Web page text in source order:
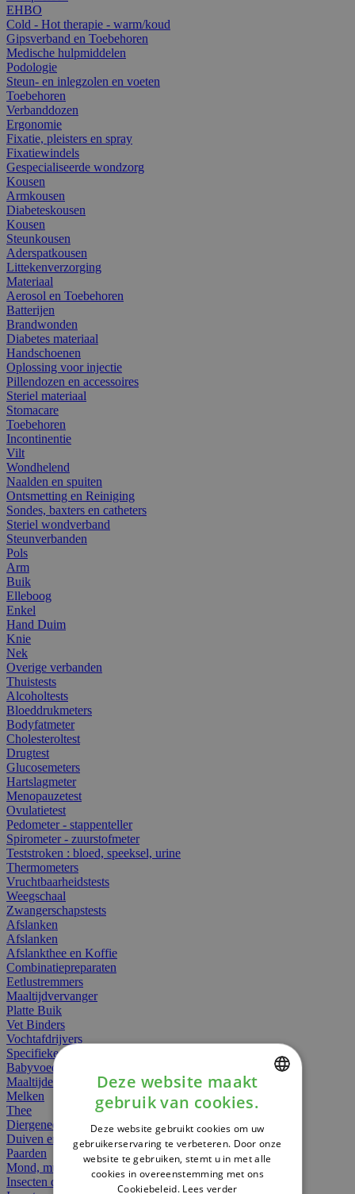
EHBO
Cold - Hot therapie - warm/koud
Gipsverband en Toebehoren
Medische hulpmiddelen
Podologie
Steun- en inlegzolen en voeten
Toebehoren
Verbanddozen
Ergonomie
Fixatie, pleisters en spray
Fixatiewindels
Gespecialiseerde wondzorg
Kousen
Armkousen
Diabeteskousen
Kousen
Steunkousen
Aderspatkousen
Littekenverzorging
Materiaal
Aerosol en Toebehoren
Batterijen
Brandwonden
Diabetes materiaal
Handschoenen
Oplossing voor injectie
Pillendozen en accessoires
Steriel materiaal
Stomacare
Toebehoren
Incontinentie
Vilt
Wondhelend
Naalden en spuiten
Ontsmetting en Reiniging
Sondes, baxters en catheters
Steriel wondverband
Steunverbanden
Pols
Arm
Buik
Elleboog
Enkel
Hand Duim
Knie
Nek
Overige verbanden
Thuistests
Alcoholtests
Bloeddrukmeters
Bodyfatmeter
Cholesteroltest
Drugtest
Glucosemeters
Hartslagmeter
Menopauzetest
Ovulatietest
Pedometer - stappenteller
Spirometer - zuurstofmeter
Teststroken : bloed, speeksel, urine
Thermometers
Vruchtbaarheidstests
Weegschaal
Zwangerschapstests
Afslanken
Afslanken
Afslankthee en Koffie
Combinatiepreparaten
Eetlustremmers
Maaltijdvervanger
Platte Buik
Vet Binders
Vochtafdrijvers
Specifieke Voeding
Babyvoeding
Maaltijden
Melken
Thee
Diergeneesmiddelen
Duiven en vogels
Paarden
Mond, muil of snavel
Insecten dieren
DUTCH
FRENCH
ENGLISH
Deze website maakt
gebruik van cookies.
Deze website gebruikt cookies om uw
gebruikerservaring te verbeteren. Door onze
website te gebruiken, stemt u in met alle
cookies in overeenstemming met ons
Cookiebeleid. Lees verder